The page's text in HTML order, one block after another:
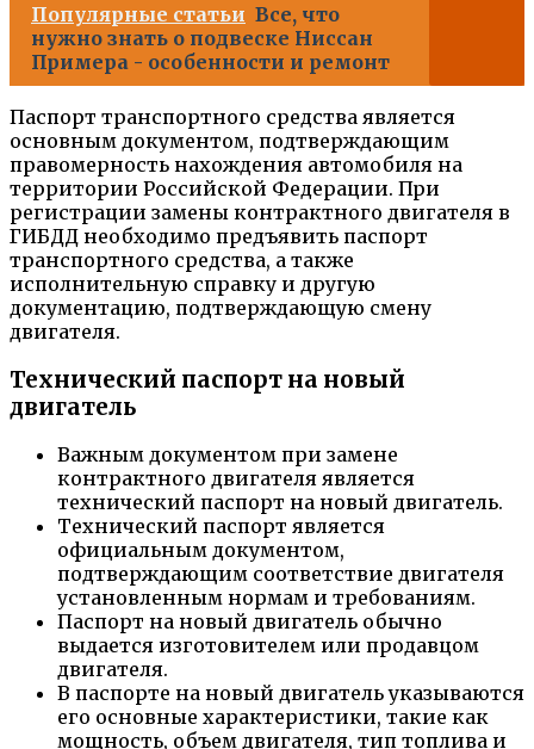
Популярные статьи Все, что
нужно знать о подвеске Ниссан
Примера - особенности и ремонт
Паспорт транспортного средства является
основным документом, подтверждающим
правомерность нахождения автомобиля на
территории Российской Федерации. При
регистрации замены контрактного двигателя в
ГИБДД необходимо предъявить паспорт
транспортного средства, а также
исполнительную справку и другую
документацию, подтверждающую смену
двигателя.
Технический паспорт на новый
двигатель
Важным документом при замене
контрактного двигателя является
технический паспорт на новый двигатель.
Технический паспорт является
официальным документом,
подтверждающим соответствие двигателя
установленным нормам и требованиям.
Паспорт на новый двигатель обычно
выдается изготовителем или продавцом
двигателя.
В паспорте на новый двигатель указываются
его основные характеристики, такие как
мощность, объем двигателя, тип топлива и